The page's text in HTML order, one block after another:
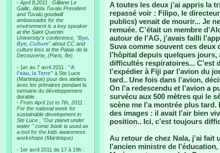
- April 8,2011 : Gilliane Le
Gallic, Alofa Tuvalu President
and Tuvalu goodwill
ambassador for the
environment is a key speaker
at the Saint Quentin
University’s conference, "Bye,
Bye, Culture" about CC and
culture loss at the Palais de la
Decouverte, (Paris, 8e).
- 1er au 7 avril 2011 : "A
l'eau, la Terre" à Ste Luce
(Martinique) pour des ateliers
avec les primaires pendant la
semaine du développement
durable.
- From April 1st to 7th, 2011 :
For the national week for
sustainable development in
Ste Luce , "Our planet under
water " comic book is used as
a tool for the kids awareness
workshops (Martinique)
- 1er avril 2011 de 17 à 19h :
A toutes les deux j’ai appris la
repassé voir : Filipo, le
publics) venait de mourir... Je
remuée. C’était un membre
autour de l’AG, j’avais failli
Suva comme souvent ces deux
l’hôpital depuis quelques
difficultés respiratoires... C’est
l’expédier à Fiji par l’avion du
tard.. Une fois dans l’avion,
On l’a redescendu et l’avion a
survécu aux 500 mètres qui le
scène me l’a montrée plus
des images : il avait l’air bien
position.. Ici, c’est toujours
Au retour de chez Nala, j’ai fait
l’ancien ministre de